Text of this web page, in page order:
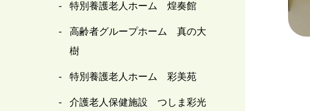
特別養護老人ホーム 煌奏館
高齢者グループホーム 真の大
樹
特別養護老人ホーム 彩美苑
介護老人保健施設 つしま彩光